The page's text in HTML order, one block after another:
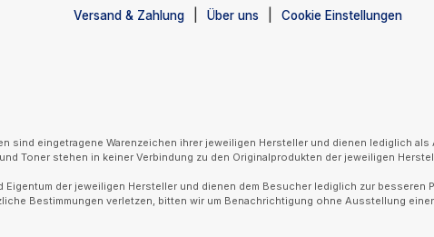
Versand & Zahlung Über uns Cookie Einstellungen
sind eingetragene Warenzeichen ihrer jeweiligen Hersteller und dienen lediglich als
Toner stehen in keiner Verbindung zu den Originalprodukten der jeweiligen
der jeweiligen Hersteller und dienen dem Besucher lediglich zur besseren
Bestimmungen verletzen, bitten wir um Benachrichtigung ohne Ausstellung